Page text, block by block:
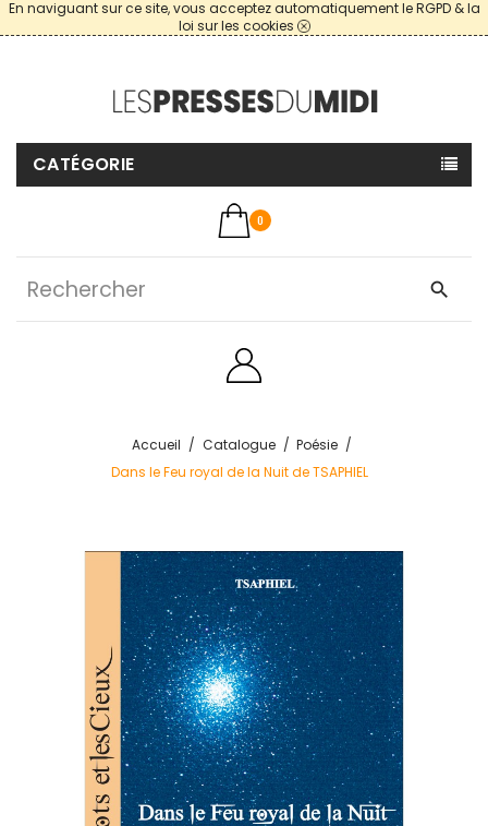
En naviguant sur ce site, vous acceptez automatiquement le RGPD & la
loi sur les cookies
CATÉGORIE
0
search
Accueil Catalogue
Poésie
Dans le Feu royal de la Nuit de TSAPHIEL